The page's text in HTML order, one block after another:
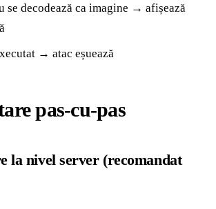
se decodează ca imagine → afișează
→ atac eșuează
pas-cu-pas
la nivel server (recomandat